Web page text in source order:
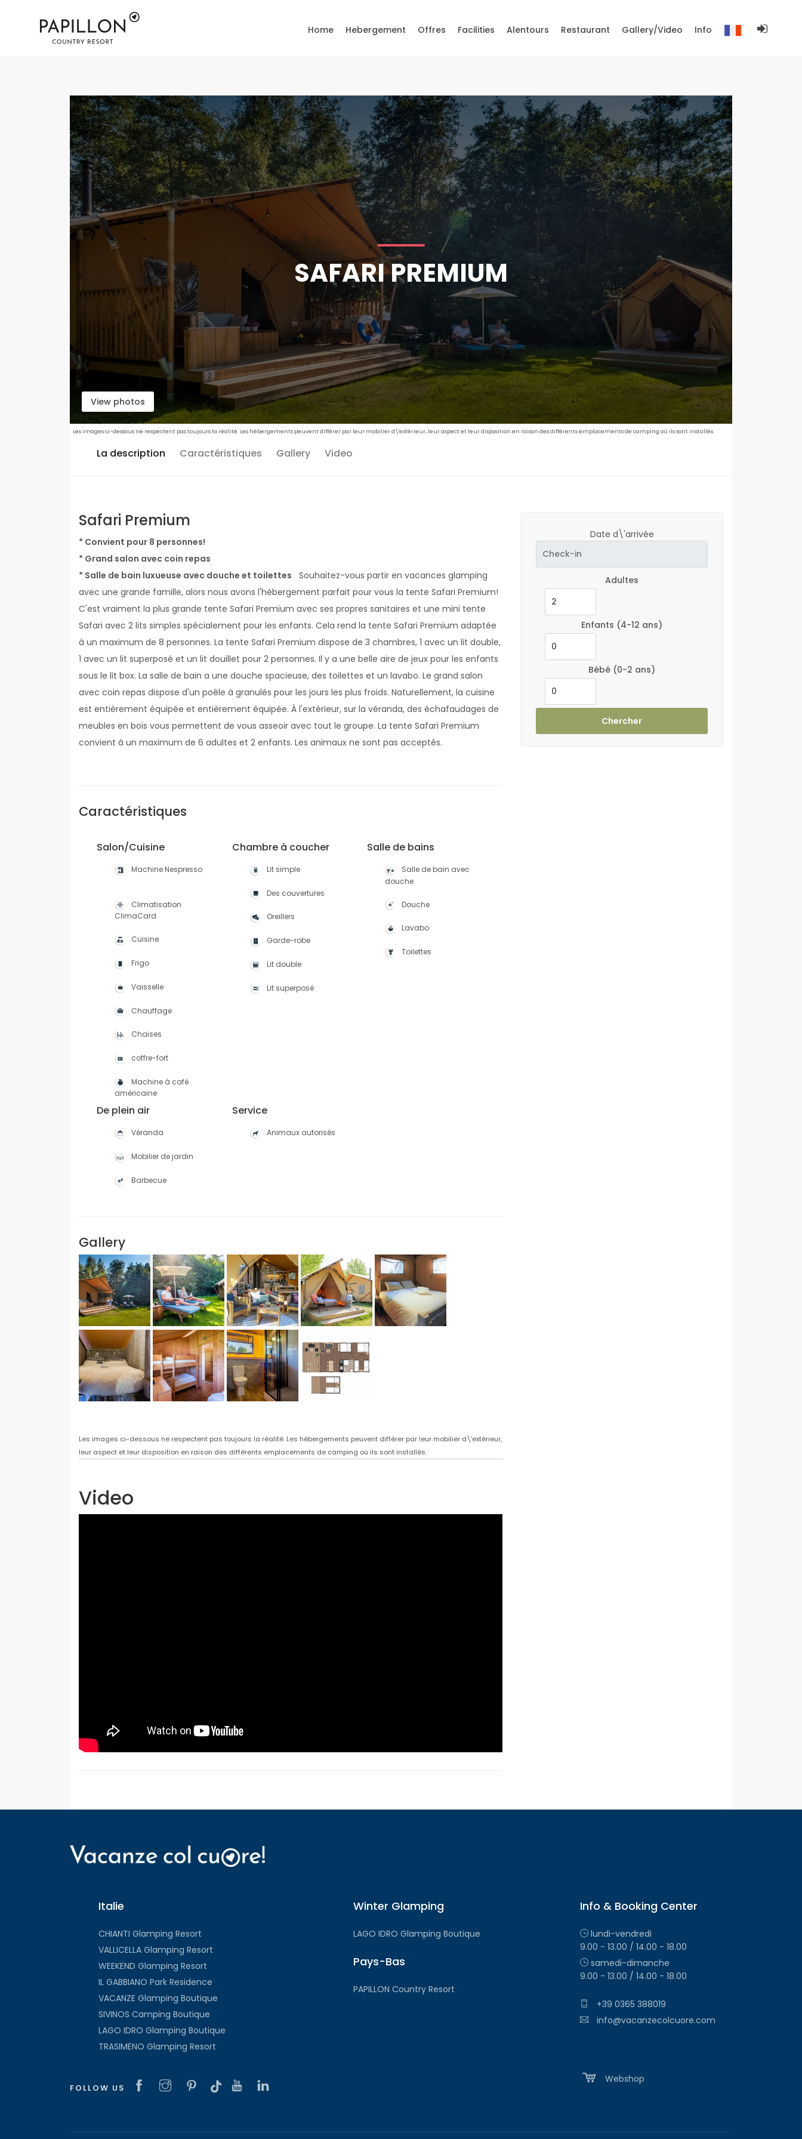
SAFARI PREMIUM
View photos
Les images ci-dessous ne respectent pas toujours la réalité. Les hébergements peuvent différer par leur mobilier d\'extérieur, leur aspect et leur disposition en raison des différents emplacements de camping où ils sont installés.
La description Caractéristiques Gallery Video
Safari Premium
* Convient pour 8 personnes!
* Grand salon avec coin repas
* Salle de bain luxueuse avec douche et toilettes Souhaitez-vous partir en vacances glamping
avec une grande famille, alors nous avons l'hébergement parfait pour vous la tente Safari Premium!
C'est vraiment la plus grande tente Safari Premium avec ses propres sanitaires et une mini tente
Safari avec 2 lits simples spécialement pour les enfants. Cela rend la tente Safari Premium adaptée
à un maximum de 8 personnes. La tente Safari Premium dispose de 3 chambres, 1 avec un lit double,
1 avec un lit superposé et un lit douillet pour 2 personnes. Il y a une belle aire de jeux pour les enfants
sous le lit box. La salle de bain a une douche spacieuse, des toilettes et un lavabo. Le grand salon
avec coin repas dispose d'un poêle à granulés pour les jours les plus froids. Naturellement, la cuisine
est entièrement équipée et entièrement équipée. À l'extérieur, sur la véranda, des échafaudages de
meubles en bois vous permettent de vous asseoir avec tout le groupe. La tente Safari Premium
convient à un maximum de 6 adultes et 2 enfants. Les animaux ne sont pas acceptés.
Caractéristiques
Salon/Cuisine
Machine Nespresso
Climatisation
ClimaCard
Cuisine
Frigo
Vaisselle
Chauffage
Chaises
coffre-fort
Machine à café
américaine
Chambre à coucher
Lit simple
Des couvertures
Oreillers
Garde-robe
Lit double
Lit superposé
Salle de bains
Salle de bain avec
douche
Douche
Lavabo
Toilettes
De plein air
Véranda
Mobilier de jardin
Barbecue
Service
Animaux autorisés
Gallery
Les images ci-dessous ne respectent pas toujours la réalité. Les hébergements peuvent différer par leur mobilier d\'extérieur,
leur aspect et leur disposition en raison des différents emplacements de camping où ils sont installés.
Video
Date d\'arrivée
Adultes
Enfants (4-12 ans)
Bébé (0-2 ans)
Chercher
Italie
CHIANTI Glamping Resort
VALLICELLA Glamping Resort
WEEKEND Glamping Resort
IL GABBIANO Park Residence
VACANZE Glamping Boutique
SIVINOS Camping Boutique
LAGO IDRO Glamping Boutique
TRASIMENO Glamping Resort
Winter Glamping
LAGO IDRO Glamping Boutique
Pays-Bas
PAPILLON Country Resort
Info & Booking Center
lundi-vendredi
9.00 - 13.00 / 14.00 - 18.00
samedi-dimanche
9.00 - 13.00 / 14.00 - 18.00
+39 0365 388019
info@vacanzecolcuore.com
FOLLOW US
Webshop
Home Hebergement Offres Facilities Alentours Restaurant Gallery/Video Info